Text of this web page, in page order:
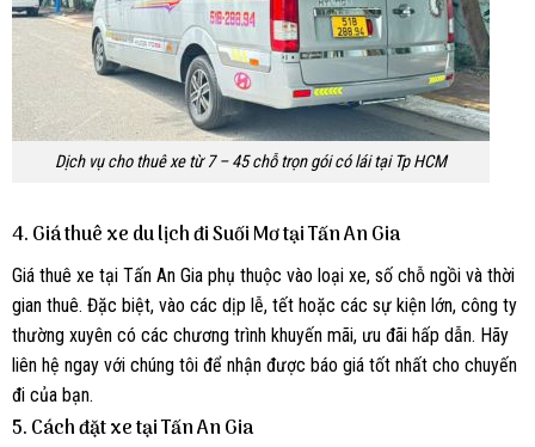
Dịch vụ cho thuê xe từ 7 – 45 chỗ trọn gói có lái tại Tp HCM
4.Giá thuê xe du lịch đi Suối Mơ tại Tấn An Gia
Giá thuê xe tại Tấn An Gia phụ thuộc vào loại xe, số chỗ ngồi và thời
gian thuê. Đặc biệt, vào các dịp lễ, tết hoặc các sự kiện lớn, công ty
thường xuyên có các chương trình khuyến mãi, ưu đãi hấp dẫn. Hãy
liên hệ ngay với chúng tôi để nhận được báo giá tốt nhất cho chuyến
đi của bạn.
5.Cách đặt xe tại Tấn An Gia